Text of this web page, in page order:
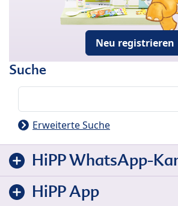
Neu registrieren
Suche
Erweiterte Suche
HiPP WhatsApp-
HiPP App